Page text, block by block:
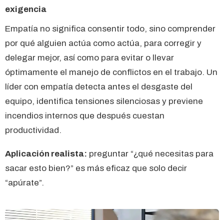
exigencia
Empatía no significa consentir todo, sino comprender
por qué alguien actúa como actúa, para corregir y
delegar mejor, así como para evitar o llevar
óptimamente el manejo de conflictos en el trabajo. Un
líder con empatía detecta antes el desgaste del
equipo, identifica tensiones silenciosas y previene
incendios internos que después cuestan
productividad.
Aplicación realista: preguntar “¿qué necesitas para
sacar esto bien?” es más eficaz que solo decir
“apúrate”.